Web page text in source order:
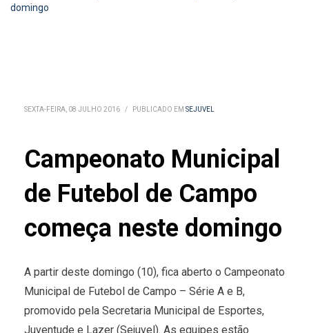
domingo
SEXTA-FEIRA, 08 JULHO 2016 / PUBLICADO EM SEJUVEL
Campeonato Municipal
de Futebol de Campo
começa neste domingo
A partir deste domingo (10), fica aberto o Campeonato
Municipal de Futebol de Campo – Série A e B,
promovido pela Secretaria Municipal de Esportes,
Juventude e Lazer (Sejuvel). As equipes estão